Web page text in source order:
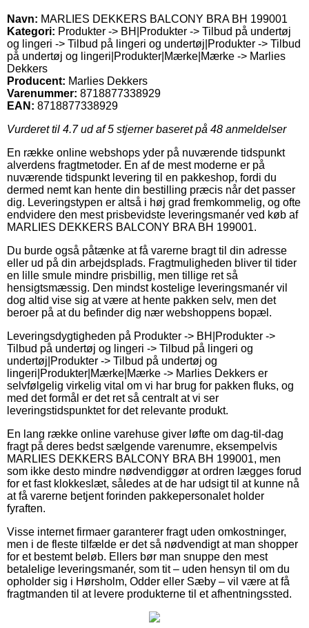
Navn: MARLIES DEKKERS BALCONY BRA BH 199001
Kategori: Produkter -> BH|Produkter -> Tilbud på undertøj
og lingeri -> Tilbud på lingeri og undertøj|Produkter -> Tilbud
på undertøj og lingeri|Produkter|Mærke|Mærke -> Marlies
Dekkers
Producent: Marlies Dekkers
Varenummer: 8718877338929
EAN: 8718877338929
Vurderet til 4.7ud af 5 stjerner baseret på 48 anmeldelser
En række online webshops yder på nuværende tidspunkt
alverdens fragtmetoder. En af de mest moderne er på
nuværende tidspunkt levering til en pakkeshop, fordi du
dermed nemt kan hente din bestilling præcis når det passer
dig. Leveringstypen er altså i høj grad fremkommelig, og ofte
endvidere den mest prisbevidste leveringsmanér ved køb af
MARLIES DEKKERS BALCONY BRA BH 199001.
Du burde også påtænke at få varerne bragt til din adresse
eller ud på din arbejdsplads. Fragtmuligheden bliver til tider
en lille smule mindre prisbillig, men tillige ret så
hensigtsmæssig. Den mindst kostelige leveringsmanér vil
dog altid vise sig at være at hente pakken selv, men det
beroer på at du befinder dig nær webshoppens bopæl.
Leveringsdygtigheden på Produkter -> BH|Produkter ->
Tilbud på undertøj og lingeri -> Tilbud på lingeri og
undertøj|Produkter -> Tilbud på undertøj og
lingeri|Produkter|Mærke|Mærke -> Marlies Dekkers er
selvfølgelig virkelig vital om vi har brug for pakken fluks, og
med det formål er det ret så centralt at vi ser
leveringstidspunktet for det relevante produkt.
En lang række online varehuse giver løfte om dag-til-dag
fragt på deres bedst sælgende varenumre, eksempelvis
MARLIES DEKKERS BALCONY BRA BH 199001, men
som ikke desto mindre nødvendiggør at ordren lægges forud
for et fast klokkeslæt, således at de har udsigt til at kunne nå
at få varerne betjent forinden pakkepersonalet holder
fyraften.
Visse internet firmaer garanterer fragt uden omkostninger,
men i de fleste tilfælde er det så nødvendigt at man shopper
for et bestemt beløb. Ellers bør man snuppe den mest
betalelige leveringsmanér, som tit – uden hensyn til om du
opholder sig i Hørsholm, Odder eller Sæby – vil være at få
fragtmanden til at levere produkterne til et afhentningssted.